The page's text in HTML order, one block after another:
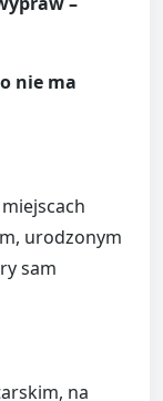
nie ma
urodzonym
sam
na